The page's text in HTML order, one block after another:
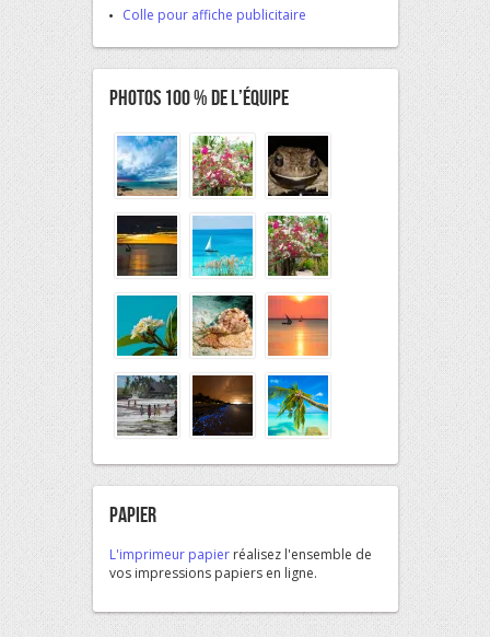
Colle pour affiche publicitaire
Photos 100 % De L’équipe
Papier
L'imprimeur papierréalisez l'ensemble de
vos impressions papiers en ligne.